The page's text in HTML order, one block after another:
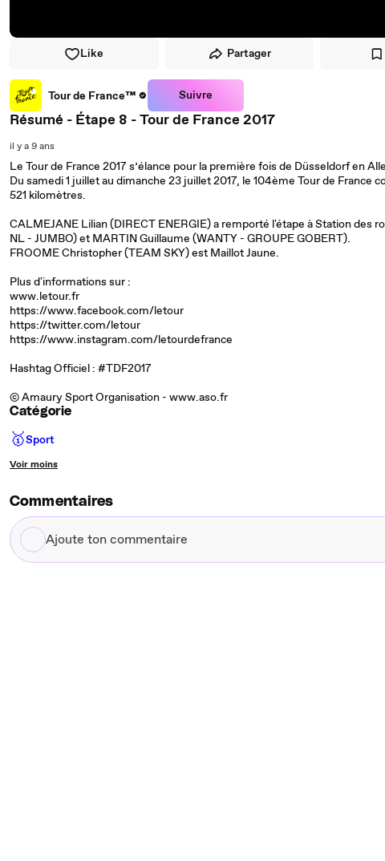
Like Partager
Tour de France™ Suivre
Résumé - Étape 8 - Tour de France 2017
il y a 9 ans
Le Tour de France 2017 s’élance pour la première fois de Düsseldorf en
Du samedi 1 juillet au dimanche 23 juillet 2017, le 104ème Tour de France
521 kilomètres.
CALMEJANE Lilian (DIRECT ENERGIE) a remporté l'étape à Station des
NL - JUMBO) et MARTIN Guillaume (WANTY - GROUPE GOBERT).
FROOME Christopher (TEAM SKY) est Maillot Jaune.
Plus d'informations sur :
www.letour.fr
https://www.facebook.com/letour
https://twitter.com/letour
https://www.instagram.com/letourdefrance
Hashtag Officiel : #TDF2017
© Amaury Sport Organisation - www.aso.fr
Catégorie
🥇Sport
Voir moins
Commentaires
Ajoute
ton